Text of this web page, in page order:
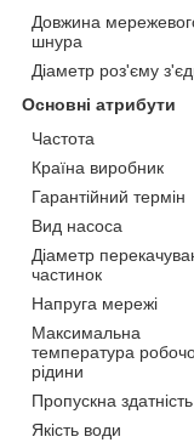
Довжина
шнура
Діаметр роз'єму
Основні атрибути
Частота
Країна виробник
Гарантійний термін
Вид насоса
Діаметр
частинок
Напруга мережі
Максимальна
температура
рідини
Пропускна здатність
Якість води